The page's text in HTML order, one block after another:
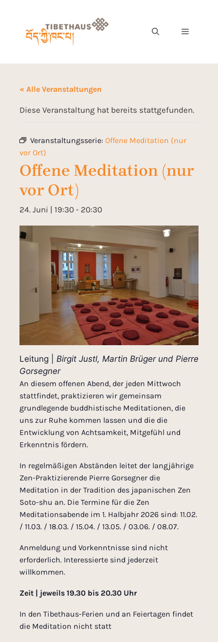
« Alle Veranstaltungen
Diese Veranstaltung hat bereits stattgefunden.
Veranstaltungsserie: Offene Meditation (nur
vor Ort)
Offene Meditation (nur
vor Ort)
24. Juni | 19:30 - 20:30
Leitung | Birgit Justl, Martin Brüger und Pierre
Gorsegner
An diesem offenen Abend, der jeden Mittwoch
stattfindet, praktizieren wir gemeinsam
grundlegende buddhistische Meditationen, die
uns zur Ruhe kommen lassen und die die
Entwicklung von Achtsamkeit, Mitgefühl und
Erkenntnis fördern.
In regelmäßigen Abständen leitet der langjährige
Zen-Praktizierende Pierre Gorsegner die
Meditation in der Tradition des japanischen Zen
Soto-shu an. Die Termine für die Zen
Meditationsabende im 1. Halbjahr 2026 sind: 11.02.
/ 11.03. / 18.03. / 15.04. / 13.05. / 03.06. / 08.07.
Anmeldung und Vorkenntnisse sind nicht
erforderlich. Interessierte sind jederzeit
willkommen.
Zeit | jeweils 19.30 bis 20.30 Uhr
In den Tibethaus-Ferien und an Feiertagen findet
die Meditation nicht statt